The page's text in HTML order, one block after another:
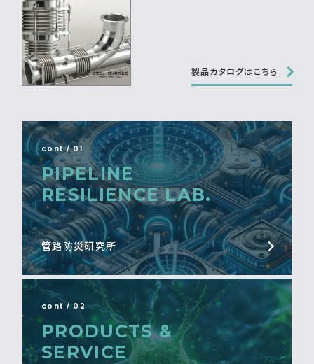
製品カタログはこちら
cont / 01
PIPELINE
RESILIENCE LAB.
管路防災研究所
cont / 02
PRODUCTS &
SERVICE